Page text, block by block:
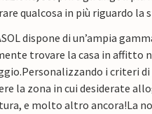
qualcosa in più riguardo la
dispone di un’ampia
trovare la casa in affitto
Personalizzando i criteri
la zona in cui desiderate
e molto altro ancora!La